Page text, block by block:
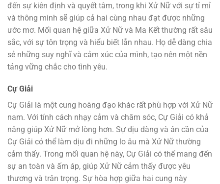
đến sự kiên định và quyết tâm, trong khi Xử Nữ với sự tỉ mỉ
và thông minh sẽ giúp cả hai cùng nhau đạt được những
ước mơ. Mối quan hệ giữa Xử Nữ và Ma Kết thường rất sâu
sắc, với sự tôn trọng và hiểu biết lẫn nhau. Họ dễ dàng chia
sẻ những suy nghĩ và cảm xúc của mình, tạo nên một nền
tảng vững chắc cho tình yêu.
Cự Giải
Cự Giải là một cung hoàng đạo khác rất phù hợp với Xử Nữ
nam. Với tính cách nhạy cảm và chăm sóc, Cự Giải có khả
năng giúp Xử Nữ mở lòng hơn. Sự dịu dàng và ân cần của
Cự Giải có thể làm dịu đi những lo âu mà Xử Nữ thường
cảm thấy. Trong mối quan hệ này, Cự Giải có thể mang đến
sự an toàn và ấm áp, giúp Xử Nữ cảm thấy được yêu
thương và trân trọng. Sự hòa hợp giữa hai cung này